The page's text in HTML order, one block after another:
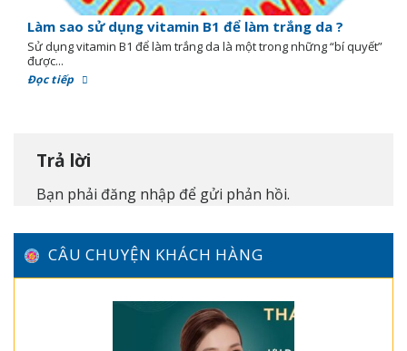
Làm sao sử dụng vitamin B1 để làm trắng da ?
Sử dụng vitamin B1 để làm trắng da là một trong những “bí quyết”
được...
Đọc tiếp
Trả lời
Bạn phải đăng nhập để gửi phản hồi.
CÂU CHUYỆN KHÁCH HÀNG